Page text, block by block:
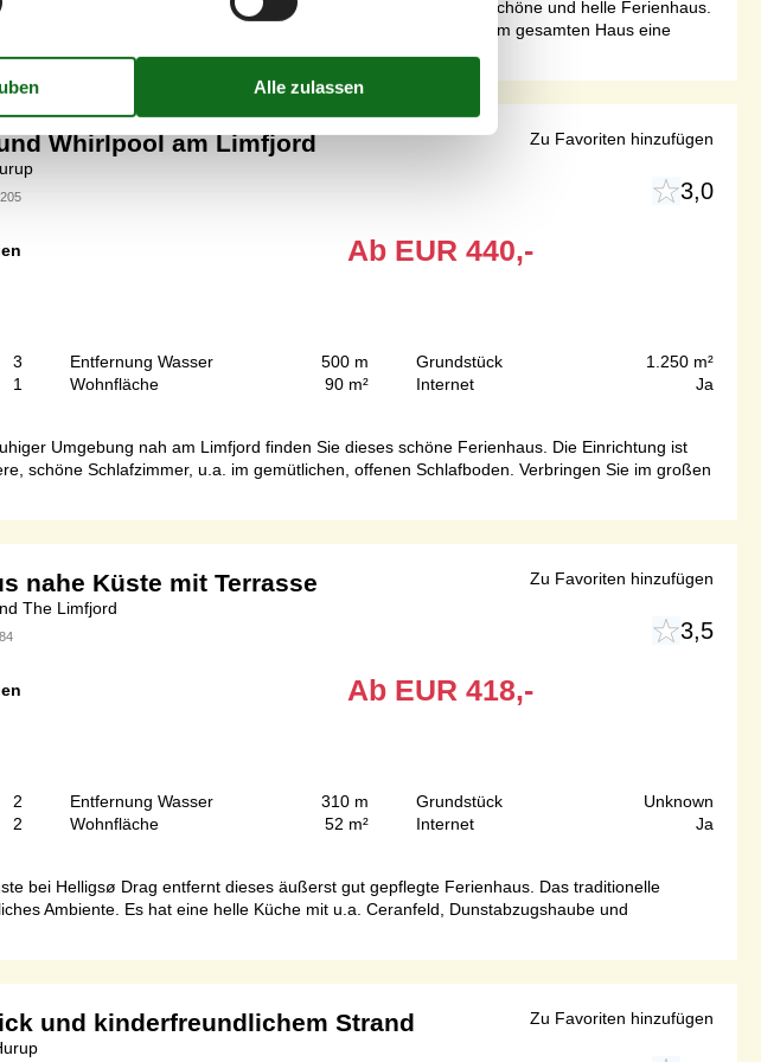
Familie hier von Beginn an wie zuhause und erkunden das schöne und helle Ferienhaus.
Liebsten. Die moderne und komfortable Einrichtung verleiht dem gesamten Haus eine
Whirlpool am Limfjord
3,0
Ab EUR 440,-
3
1
Entfernung Wasser
500 m
Wohnfläche
90 m²
Grundstück
1.250 m²
Internet
Ja
Umgebung nah am Limfjord finden Sie dieses schöne Ferienhaus. Die Einrichtung ist
schöne Schlafzimmer, u.a. im gemütlichen, offenen Schlafboden. Verbringen Sie im großen
Zu Favoriten hinzufügen
nahe Küste mit Terrasse
The Limfjord
3,5
Ab EUR 418,-
2
2
Entfernung Wasser
310 m
Wohnfläche
52 m²
Grundstück
Unknown
Internet
Ja
bei Helligsø Drag entfernt dieses äußerst gut gepflegte Ferienhaus. Das traditionelle
Ambiente. Es hat eine helle Küche mit u.a. Ceranfeld, Dunstabzugshaube und
Zu Favoriten hinzufügen
und kinderfreundlichem Strand Zu Favoriten hinzufügen